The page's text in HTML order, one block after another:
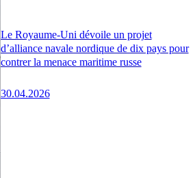
Le Royaume-Uni dévoile un projet
d’alliance navale nordique de dix pays pour
contrer la menace maritime russe
30.04.2026